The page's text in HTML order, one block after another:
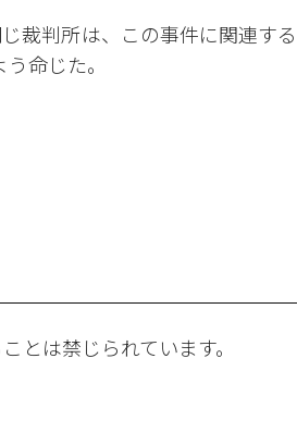
裁判所は、この事件に関連する
命じた。
とは禁じられています。